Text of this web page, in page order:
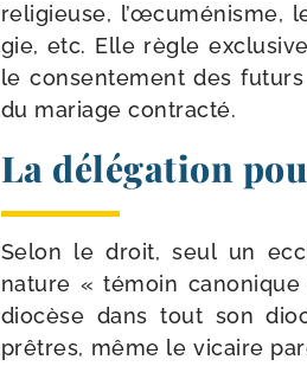
reli­gieuse, l’œcuménisme,
gie, etc. Elle règle
le consen­te­ment des
du mariage contracté.
La délégation
Selon le droit, seul un
nature « témoin cano­nique
dio­cèse dans tout son
prêtres, même le vicaire